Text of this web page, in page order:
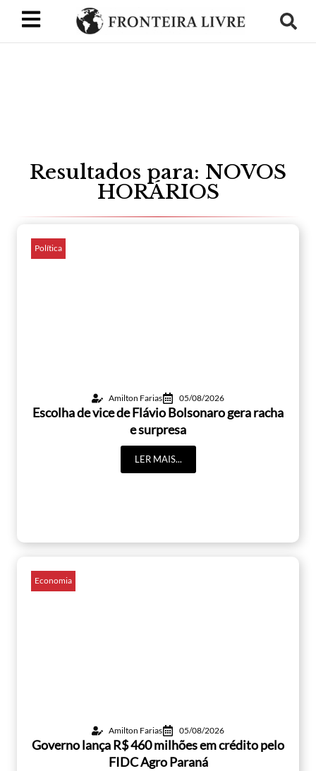
Resultados para: NOVOS
HORÁRIOS
Política
Amilton Farias 05/08/2026
Escolha de vice de Flávio Bolsonaro gera racha
e surpresa
LER MAIS...
Economia
Amilton Farias 05/08/2026
Governo lança R$ 460 milhões em crédito pelo
FIDC Agro Paraná